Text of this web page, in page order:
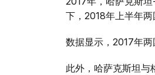
下，2018年上半年两
数据显示，2017年两
此外，哈萨克斯坦